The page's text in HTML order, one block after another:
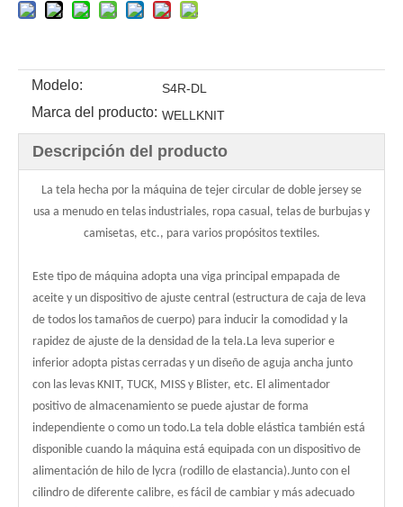
Modelo: S4R-DL
Marca del producto: WELLKNIT
Descripción del producto
La tela hecha por la máquina de tejer circular de doble jersey se
usa a menudo en telas industriales, ropa casual, telas de burbujas y
camisetas, etc., para varios propósitos textiles.
Este tipo de máquina adopta una viga principal empapada de
aceite y un dispositivo de ajuste central (estructura de caja de leva
de todos los tamaños de cuerpo) para inducir la comodidad y la
rapidez de ajuste de la densidad de la tela.La leva superior e
inferior adopta pistas cerradas y un diseño de aguja ancha junto
con las levas KNIT, TUCK, MISS y Blister, etc. El alimentador
positivo de almacenamiento se puede ajustar de forma
independiente o como un todo.La tela doble elástica también está
disponible cuando la máquina está equipada con un dispositivo de
alimentación de hilo de lycra (rodillo de elastancia).Junto con el
cilindro de diferente calibre, es fácil de cambiar y más adecuado